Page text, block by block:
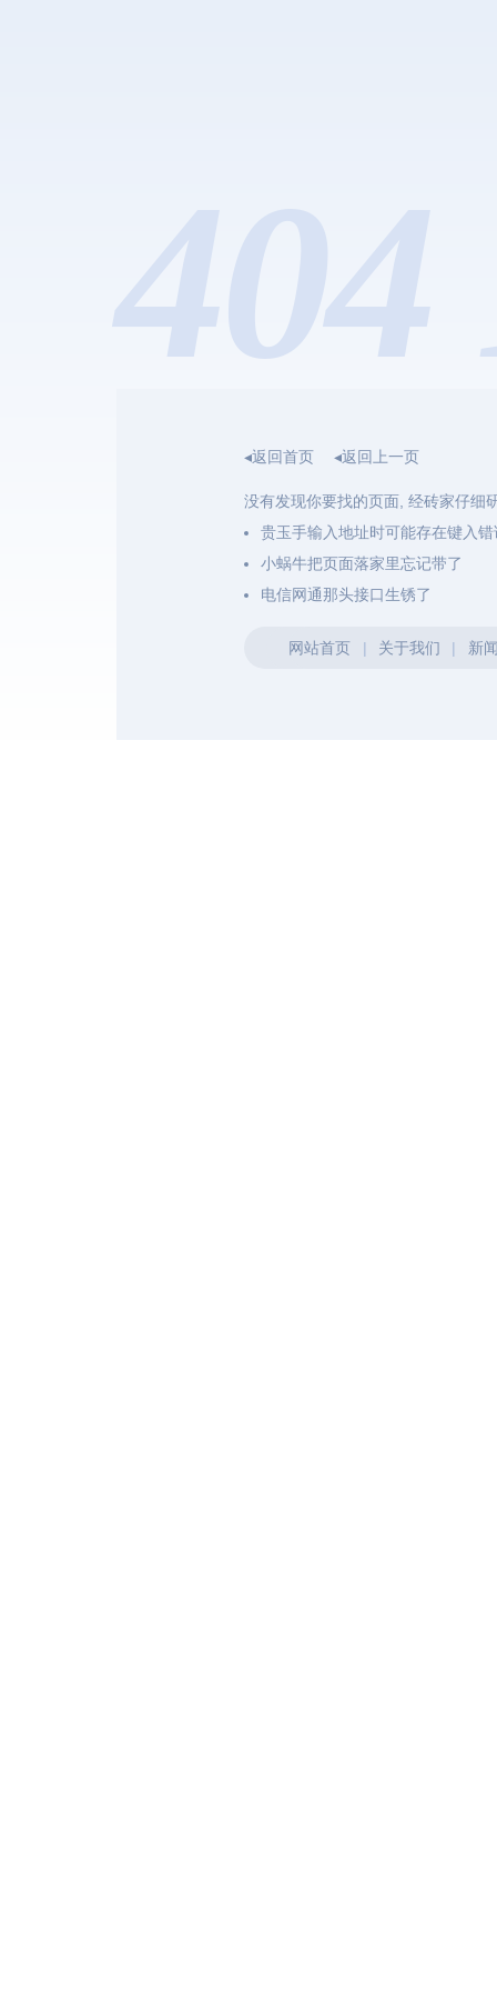
◂返回首页 ◂返回上一页
没有发现你要找的页面, 经砖家仔细
贵玉手输入地址时可能存在键入错
小蜗牛把页面落家里忘记带了
电信网通那头接口生锈了
网站首页 | 关于我们 | 新